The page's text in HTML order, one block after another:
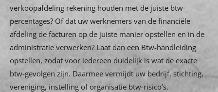
verkoopafdeling rekening houden met de juiste btw-
percentages? Of dat uw werknemers van de financiële
afdeling de facturen op de juiste manier opstellen en in de
administratie verwerken? Laat dan een Btw-handleiding
opstellen, zodat voor iedereen duidelijk is wat de exacte
btw-gevolgen zijn. Daarmee vermijdt uw bedrijf, stichting,
vereniging, instelling of organisatie btw-risico’s.